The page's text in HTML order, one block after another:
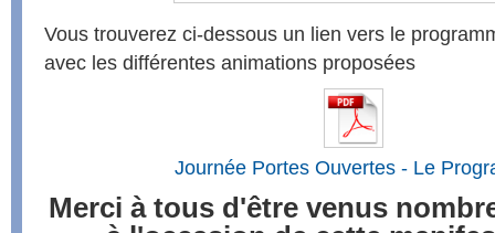
Vous trouverez ci-dessous un lien vers le
avec les différentes animations proposées
Journée Portes Ouvertes - Le
Merci à tous d'être venus